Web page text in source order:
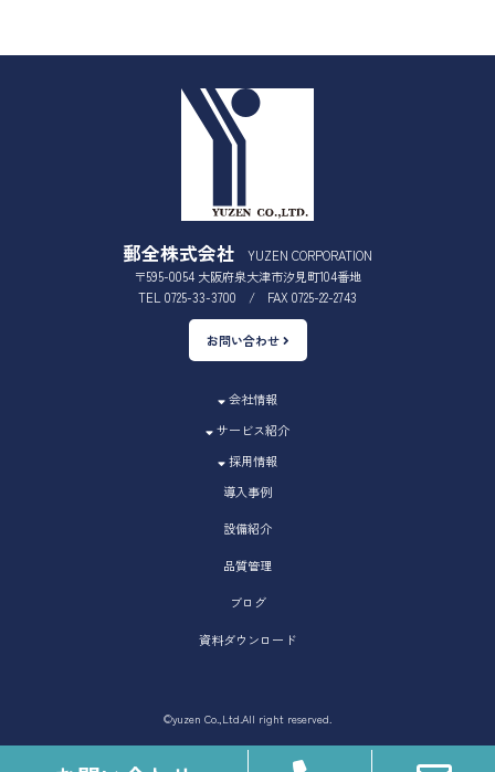
郵全株式会社 YUZEN CORPORATION
〒595-0054 大阪府泉大津市汐見町104番地
TEL 0725-33-3700 / FAX 0725-22-2743
お問い合わせ
会社情報
サービス紹介
採用情報
導入事例
設備紹介
品質管理
ブログ
資料ダウンロード
©yuzen Co.,Ltd.All right reserved.